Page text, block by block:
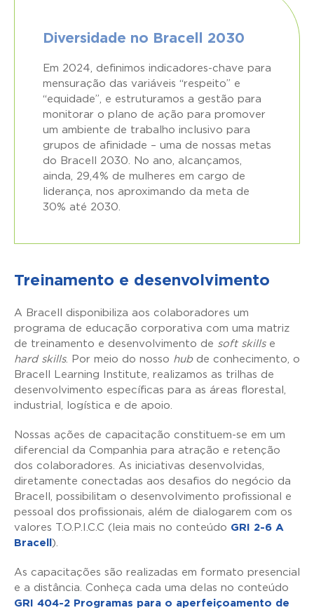
Diversidade no Bracell 2030
Em 2024, definimos indicadores-chave para
mensuração das variáveis “respeito” e
“equidade”, e estruturamos a gestão para
monitorar o plano de ação para promover
um ambiente de trabalho inclusivo para
grupos de afinidade – uma de nossas metas
do Bracell 2030. No ano, alcançamos,
ainda, 29,4% de mulheres em cargo de
liderança, nos aproximando da meta de
30% até 2030.
Treinamento e desenvolvimento
A Bracell disponibiliza aos colaboradores um
programa de educação corporativa com uma matriz
de treinamento e desenvolvimento de soft skillse
hard skills. Por meio do nosso hub de conhecimento, o
Bracell Learning Institute, realizamos as trilhas de
desenvolvimento específicas para as áreas florestal,
industrial, logística e de apoio.
Nossas ações de capacitação constituem-se em um
diferencial da Companhia para atração e retenção
dos colaboradores. As iniciativas desenvolvidas,
diretamente conectadas aos desafios do negócio da
Bracell, possibilitam o desenvolvimento profissional e
pessoal dos profissionais, além de dialogarem com os
valores T.O.P.I.C.C (leia mais no conteúdo GRI 2-6 A
Bracell ).
As capacitações são realizadas em formato presencial
e a distância. Conheça cada uma delas no conteúdo
GRI 404-2 Programas para o aperfeiçoamento de